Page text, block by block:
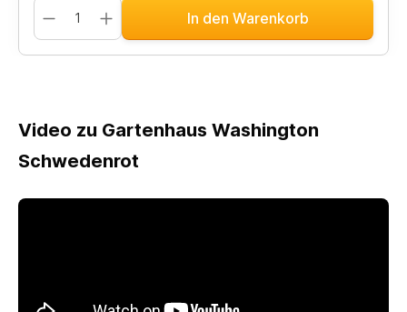
In den Warenkorb
Video zu Gartenhaus Washington
Schwedenrot